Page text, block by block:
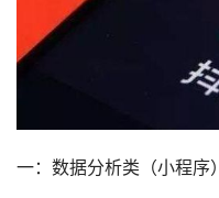
一：数据分析类（小程序）